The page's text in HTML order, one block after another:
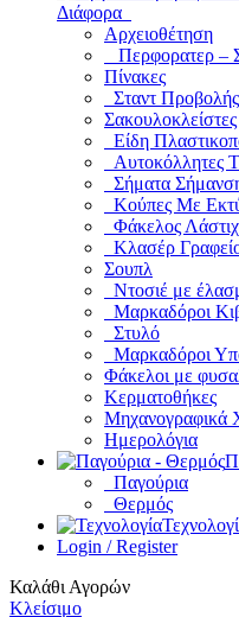
Διάφορα
Αρχειοθέτηση
Περφορατερ –
Πίνακες
Σταντ
Σακουλοκλείστες
Είδη
Αυτοκόλλητες
Σήματα
Κούπες Με
Φάκελος
Κλασέρ
Σουπλ
Ντοσιέ με
Μαρκαδόροι
Στυλό
Μαρκαδόροι
Φάκελοι με
Κερματοθήκες
Μηχανογραφικά
Ημερολόγια
Παγούρια
Θερμός
Login / Register
Καλάθι Αγορών
Κλείσιμο